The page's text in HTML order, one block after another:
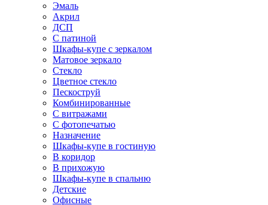
Эмаль
Акрил
ДСП
С патиной
Шкафы-купе с зеркалом
Матовое зеркало
Стекло
Цветное стекло
Пескоструй
Комбинированные
С витражами
С фотопечатью
Назначение
Шкафы-купе в гостиную
В коридор
В прихожую
Шкафы-купе в спальню
Детские
Офисные